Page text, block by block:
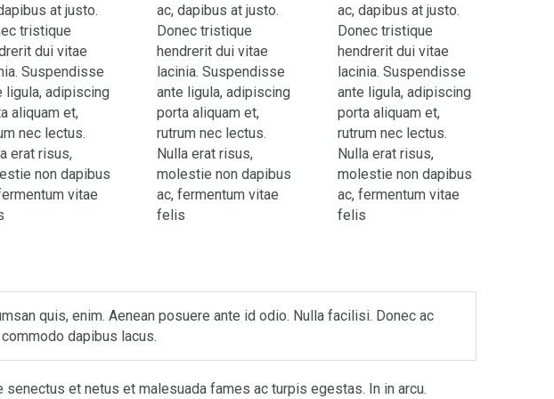
at justo.
tristique
dui vitae
Suspendisse
ligula, adipiscing
aliquam et,
nec lectus.
erat risus,
non dapibus
vitae
ac, dapibus at justo.
Donec tristique
hendrerit dui vitae
lacinia. Suspendisse
ante ligula, adipiscing
porta aliquam et,
rutrum nec lectus.
Nulla erat risus,
molestie non dapibus
ac, fermentum vitae
felis
ac, dapibus at justo.
Donec tristique
hendrerit dui vitae
lacinia. Suspendisse
ante ligula, adipiscing
porta aliquam et,
rutrum nec lectus.
Nulla erat risus,
molestie non dapibus
ac, fermentum vitae
felis
quis, enim. Aenean posuere ante id odio. Nulla facilisi. Donec ac
dapibus lacus.
et netus et malesuada fames ac turpis egestas. In in arcu.